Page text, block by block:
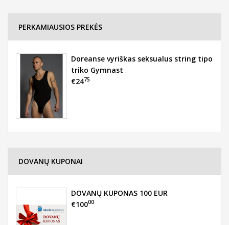
PERKAMIAUSIOS PREKĖS
Doreanse vyriškas seksualus string tipo
triko Gymnast
€2475
DOVANŲ KUPONAI
DOVANŲ KUPONAS 100 EUR
€10000